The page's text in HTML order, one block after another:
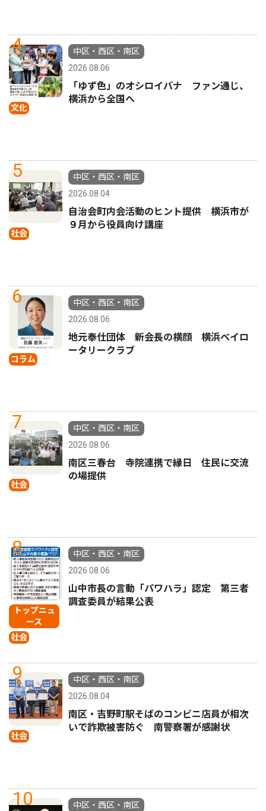
4
文化
中区・西区・南区
2026.08.06
「ゆず色」のオシロイバナ ファン通じ、
横浜から全国へ
5
社会
中区・西区・南区
2026.08.04
自治会町内会活動のヒント提供 横浜市が
９月から役員向け講座
6
コラム
中区・西区・南区
2026.08.06
地元奉仕団体 新会長の横顔 横浜ベイロ
ータリークラブ
7
社会
中区・西区・南区
2026.08.06
南区三春台 寺院連携で縁日 住民に交流
の場提供
8
トップニュ
ース
社会
中区・西区・南区
2026.08.06
山中市長の言動「パワハラ」認定 第三者
調査委員が結果公表
9
社会
中区・西区・南区
2026.08.04
南区・吉野町駅そばのコンビニ店員が相次
いで詐欺被害防ぐ 南警察署が感謝状
10
中区・西区・南区